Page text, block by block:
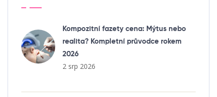
Kompozitní fazety cena: Mýtus nebo
realita? Kompletní průvodce rokem
2026
2 srp 2026